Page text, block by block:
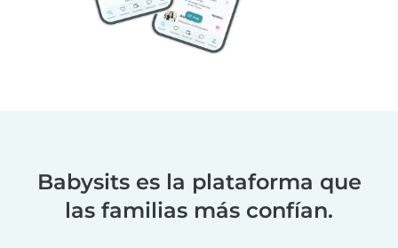
Babysits es la plataforma que
las familias más confían.